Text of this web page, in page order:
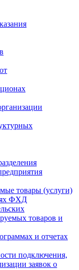
товары (услуги)
ФХД
товаров и
и отчетах
подключения,
заявок о